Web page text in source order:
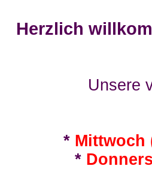
Herzlich
Unsere
* Mittwoch
*